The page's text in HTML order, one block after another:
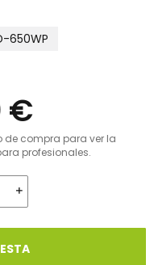
650WP
€
de compra para ver la
profesionales.